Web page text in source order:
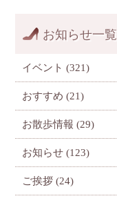
お知らせ一覧
イベント (321)
おすすめ (21)
お散歩情報 (29)
お知らせ (123)
ご挨拶 (24)